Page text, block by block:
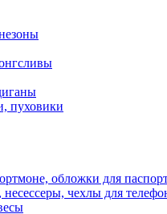
пуховики
обложки для
чехлы для